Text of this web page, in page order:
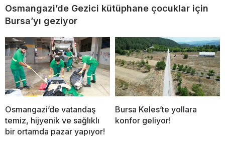
Osmangazi’de Gezici kütüphane çocuklar için
Bursa’yı geziyor
Osmangazi’de vatandaş
temiz, hijyenik ve sağlıklı
bir ortamda pazar yapıyor!
Bursa Keles’te yollara
konfor geliyor!